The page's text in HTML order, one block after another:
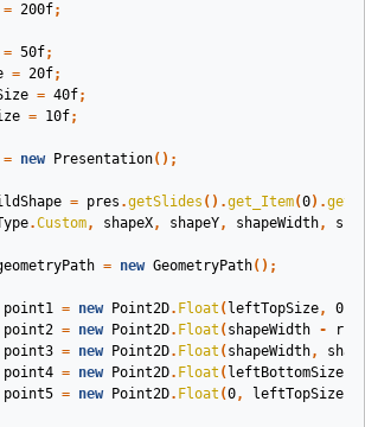
= 200f;
= 50f;
= 20f;
= 40f;
= 10f;
= new Presentation();
= pres .getSlides ().get_Item(0).
.Custom, shapeX, shapeY, shapeWidth,
= new GeometryPath();
point1 = new Point2D. Float ( leftTopSize, 0
point2 = new Point2D. Float ( shapeWidth -
point3 = new Point2D. Float ( shapeWidth,
point4 = new Point2D. Float ( leftBottomSize
point5 = new Point2D. Float (0, leftTopSize